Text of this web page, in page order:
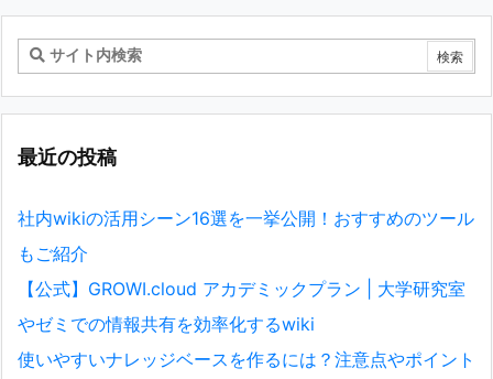
最近の投稿
社内wikiの活用シーン16選を一挙公開！おすすめのツール
もご紹介
【公式】GROWI.cloud アカデミックプラン | 大学研究室
やゼミでの情報共有を効率化するwiki
使いやすいナレッジベースを作るには？注意点やポイント